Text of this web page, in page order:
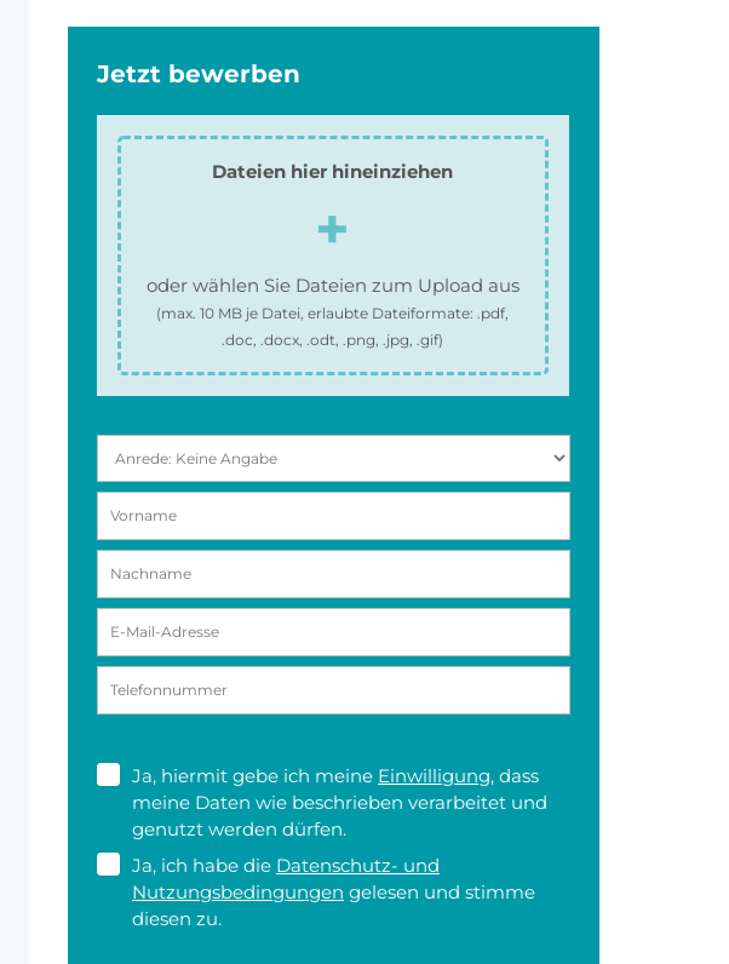
Jetzt bewerben
Dateien hier hineinziehen
oder wählen Sie Dateien zum Upload aus
(max.10 MB je Datei, erlaubte Dateiformate:.pdf,
.doc, .docx, .odt, .png, .jpg, .gif)
Ja, hiermit gebe ich meine Einwilligung, dass
meine Daten wie beschrieben verarbeitet und
genutzt werden dürfen.
Ja, ich habe die Datenschutz- und
Nutzungsbedingungen gelesen und stimme
diesen zu.